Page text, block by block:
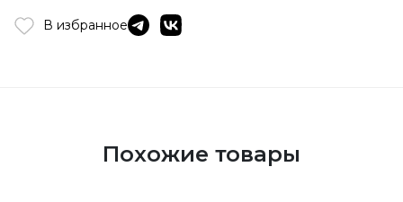
В избранное
Похожие товары